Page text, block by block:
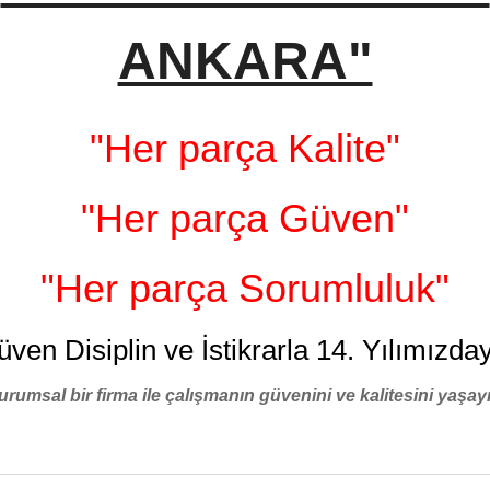
ANKARA"
"Her parça Kalite"
"Her parça Güven"
"Her parça Sorumluluk"
Disiplin ve İstikrarla 14.
bir firma ile çalışmanın güvenini ve kalitesini